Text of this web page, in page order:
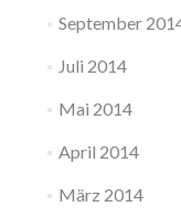
September
Juli 2014
Mai 2014
April 2014
März 2014